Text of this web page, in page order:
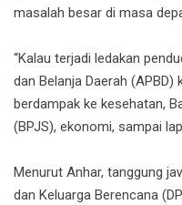
masalah besar di masa
“Kalau terjadi ledakan
dan Belanja Daerah (APBD)
berdampak ke kesehatan,
(BPJS), ekonomi, sampai
Menurut Anhar, tanggung
dan Keluarga Berencana